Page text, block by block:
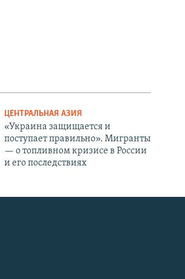
ЦЕНТРАЛЬНАЯ АЗИЯ
«Украина защищается и
поступает правильно». Мигранты
— о топливном кризисе в России
и его последствиях